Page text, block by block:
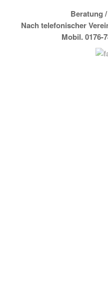
Beratung
Nach telefonischer
Mobil. 0176-